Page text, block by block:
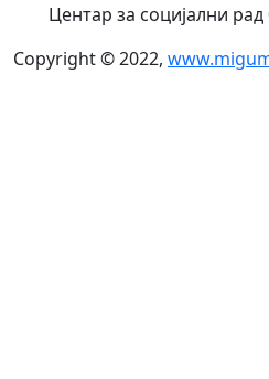
Центар за социјални рад
Copyright © 2022,